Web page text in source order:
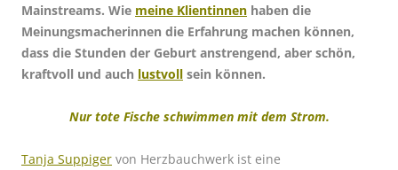
Mainstreams. Wie meine Klientinnen haben die
Meinungsmacherinnen die Erfahrung machen können,
dass die Stunden der Geburt anstrengend, aber schön,
kraftvoll und auch lustvoll sein können.
Nurtote Fische schwimmen mit dem Strom.
Tanja Suppiger von Herzbauchwerk ist eine